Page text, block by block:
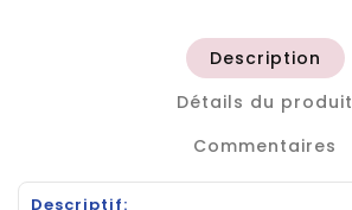
Description
Détails du produit
Commentaires
Descriptif: